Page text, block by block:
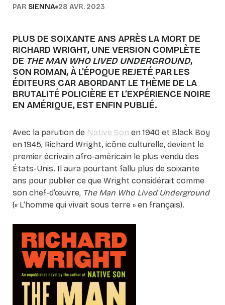
PAR SIENNA 28 AVR. 2023
PLUS DE SOIXANTE ANS APRÈS LA MORT DE
RICHARD WRIGHT, UNE VERSION COMPLÈTE
DE THE MAN WHO LIVED UNDERGROUND,
SON ROMAN, À L’ÉPOQUE REJETÉ PAR LES
ÉDITEURS CAR ABORDANT LE THÈME DE LA
BRUTALITÉ POLICIÈRE ET L’EXPÉRIENCE NOIRE
EN AMÉRIQUE, EST ENFIN PUBLIÉ.
Avec la parution de Native Son en 1940 et Black Boy
en 1945, Richard Wright, icône culturelle, devient le
premier écrivain afro-américain le plus vendu des
États-Unis. Il aura pourtant fallu plus de soixante
ans pour publier ce que Wright considérait comme
son chef-d’œuvre, The Man Who Lived Underground
(« L’homme qui vivait sous terre » en français).